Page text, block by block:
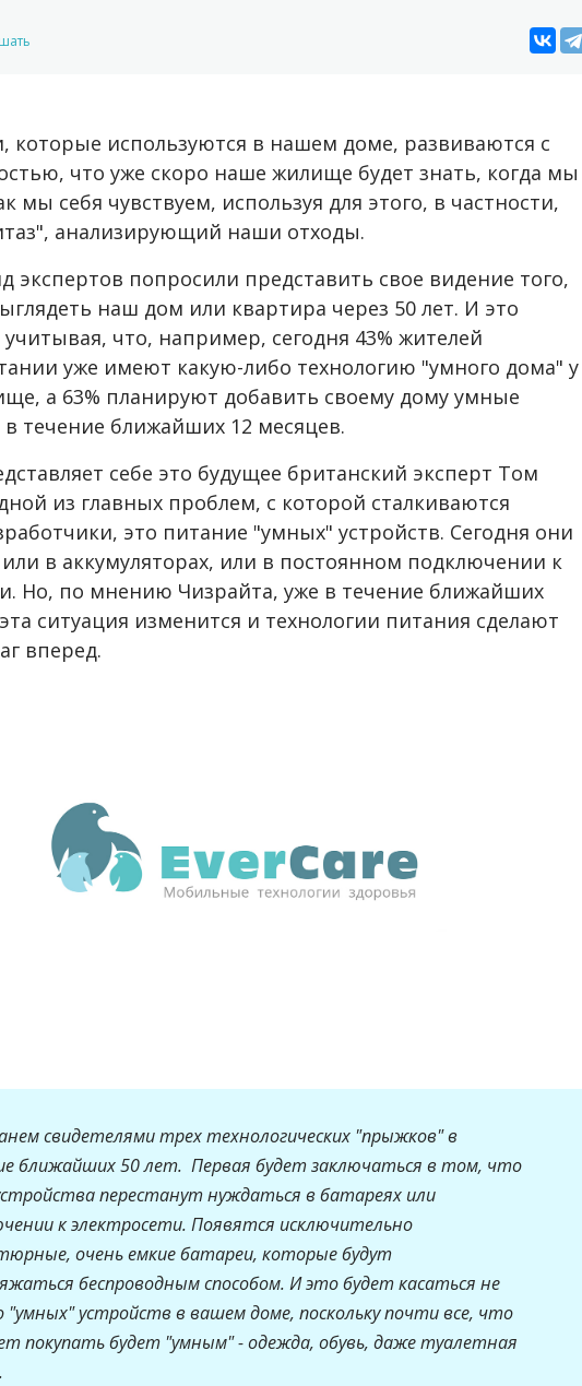
которые используются в нашем доме, развиваются с
что уже скоро наше жилище будет знать, когда мы
мы себя чувствуем, используя для этого, в частности,
анализирующий наши отходы.
экспертов попросили представить свое видение того,
наш дом или квартира через 50 лет. И это
что, например, сегодня 43% жителей
уже имеют какую-либо технологию "умного дома" у
а 63% планируют добавить своему дому умные
в течение ближайших 12 месяцев.
себе это будущее британский эксперт Том
из главных проблем, с которой сталкиваются
это питание "умных" устройств. Сегодня они
в аккумуляторах, или в постоянном подключении к
Но, по мнению Чизрайта, уже в течение ближайших
ситуация изменится и технологии питания сделают
вперед.
свидетелями трех технологических "прыжков" в
ближайших 50 лет. Первая будет заключаться в том, что
перестанут нуждаться в батареях или
к электросети. Появятся исключительно
очень емкие батареи, которые будут
беспроводным способом. И это будет касаться не
"умных" устройств в вашем доме, поскольку почти все, что
покупать будет "умным" - одежда, обувь, даже туалетная